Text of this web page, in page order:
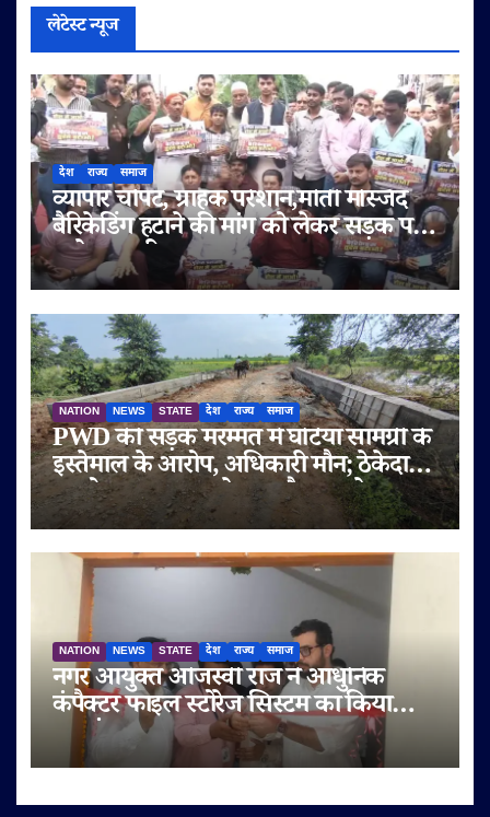
लेटेस्ट न्यूज
देश राज्य समाज
व्यापार चौपट, ग्राहक परेशान,मोती मस्जिद
बैरिकेडिंग हटाने की मांग को लेकर सड़क पर
उतरे व्यापारी
NATION NEWS STATE देश राज्य समाज
PWD की सड़क मरम्मत में घटिया सामग्री के
इस्तेमाल के आरोप, अधिकारी मौन; ठेकेदार
पर दोबारा गुणवत्ता से समझौता करने का
आरोप
NATION NEWS STATE देश राज्य समाज
नगर आयुक्त ओजस्वी राज ने आधुनिक
कंपैक्टर फाइल स्टोरेज सिस्टम का किया
शुभारंभ